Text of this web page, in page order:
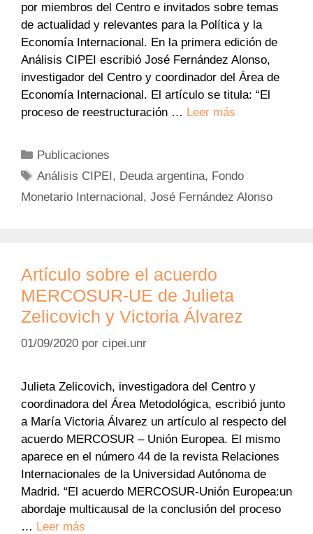
por miembros del Centro e invitados sobre temas
de actualidad y relevantes para la Política y la
Economía Internacional. En la primera edición de
Análisis CIPEI escribió José Fernández Alonso,
investigador del Centro y coordinador del Área de
Economía Internacional. El artículo se titula: “El
proceso de reestructuración … Leer más
Categorías
Publicaciones
Etiquetas
Análisis CIPEI, Deuda argentina, Fondo
Monetario Internacional, José Fernández Alonso
Artículo sobre el acuerdo
MERCOSUR-UE de Julieta
Zelicovich y Victoria Álvarez
01/09/2020 por cipei.unr
Julieta Zelicovich, investigadora del Centro y
coordinadora del Área Metodológica, escribió junto
a María Victoria Álvarez un artículo al respecto del
acuerdo MERCOSUR – Unión Europea. El mismo
aparece en el número 44 de la revista Relaciones
Internacionales de la Universidad Autónoma de
Madrid. “El acuerdo MERCOSUR-Unión Europea:un
abordaje multicausal de la conclusión del proceso
… Leer más